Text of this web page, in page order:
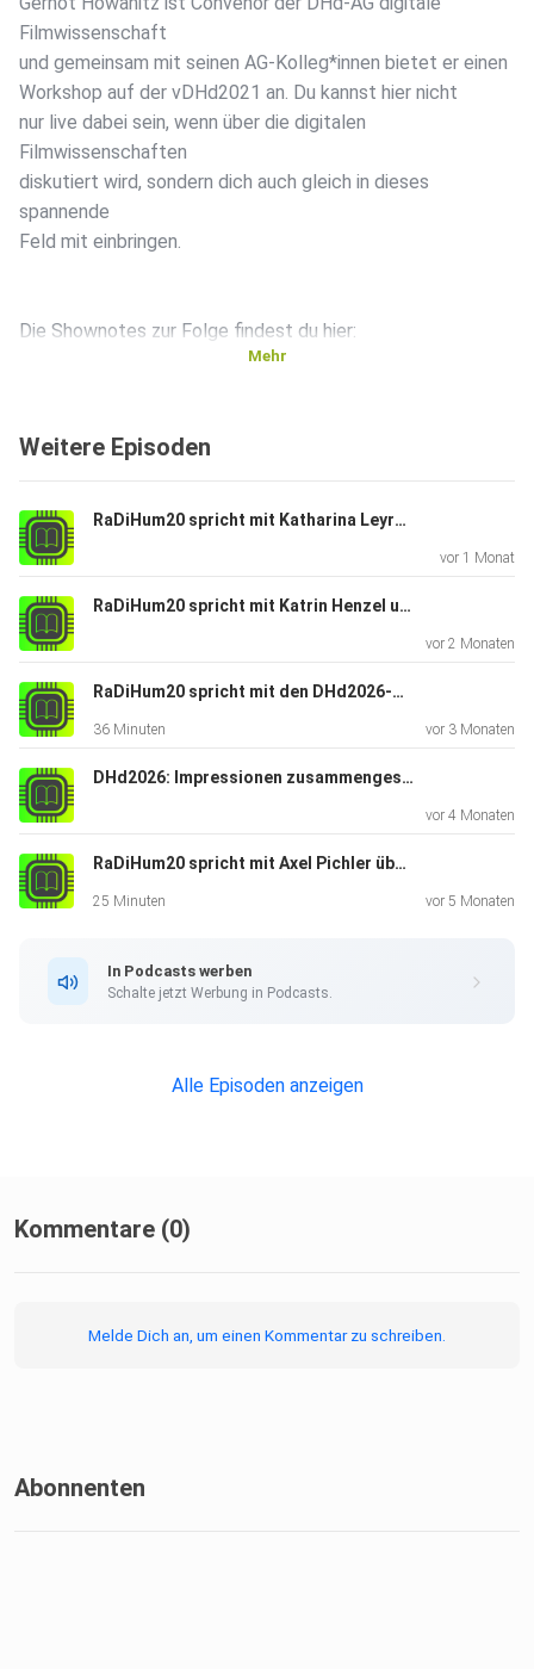
Filmwissenschaft
und gemeinsam mit seinen AG-Kolleg*innen bietet er einen
Workshop auf der vDHd2021 an. Du kannst hier nicht
nur live dabei sein, wenn über die digitalen
Filmwissenschaften
diskutiert wird, sondern dich auch gleich in dieses
spannende
Feld mit einbringen.
Die Shownotes zur Folge findest du hier:
Mehr
Weitere Episoden
RaDiHum20 spricht mit Katharina Leyrer von der FAU Erlangen-Nürnberg über Barrierearmut und Datenethik
vor 1 Monat
RaDiHum20 spricht mit Katrin Henzel und Simone Franz über Barrierearmut in digitalen Editionen und Forschungsdatenmanagement
vor 2 Monaten
RaDiHum20 spricht mit den DHd2026-Reisestipendiat*innen Luise Prager und Chris Ortega Singer
36 Minuten vor 3 Monaten
DHd2026: Impressionen zusammengestellt von RaDiHum20
vor 4 Monaten
RaDiHum20 spricht mit Axel Pichler über die Wiener Digital Humanities
25 Minuten vor 5 Monaten
In Podcasts werben
Schalte jetzt Werbung in Podcasts.
Alle Episoden anzeigen
Kommentare (0)
Melde Dich an, um einen Kommentar zu schreiben.
Abonnenten